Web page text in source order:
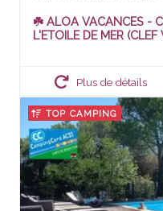
☘️ ALOA VACANCES -
L'ETOILE DE MER (CLEF
Plus de détails
TOP CAMPING